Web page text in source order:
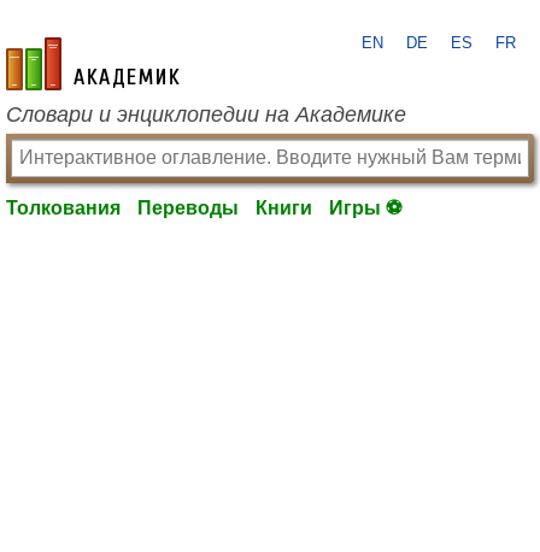
academic.ru
EN DE ES FR
Словари и энциклопедии на Академике
Толкования Переводы Книги Игры ⚽